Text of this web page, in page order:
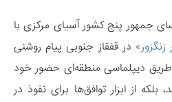
جمهور پنج کشور آسیای مرکزی با
زنگزور»در قفقاز جنوبی پیام روشنی
طریق دیپلماسی منطقه‌ای حضور خود
بلکه از ابزار توافق‌ها برای نفوذ در